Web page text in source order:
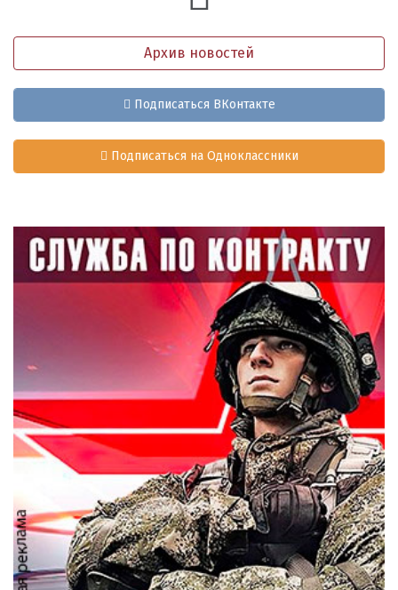
Архив новостей
Подписаться ВКонтакте
Подписаться на Одноклассники